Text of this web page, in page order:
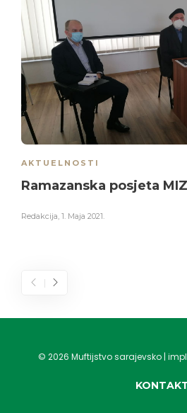
AKTUELNOSTI
Ramazanska posjeta
Redakcija 1. Maja 2021.
© 2026 Muftijstvo sarajevsko |